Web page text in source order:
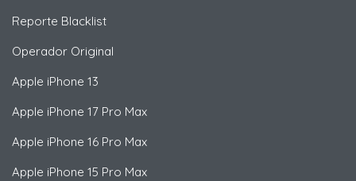
Reporte Blacklist
Operador Original
Apple iPhone 13
Apple iPhone 17 Pro Max
Apple iPhone 16 Pro Max
Apple iPhone 15 Pro Max